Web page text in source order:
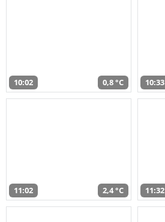
10:02 0,8 °C 10:33
11:02 2,4 °C 11:32